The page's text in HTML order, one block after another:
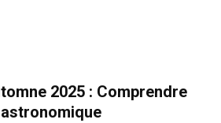
2025 : Comprendre